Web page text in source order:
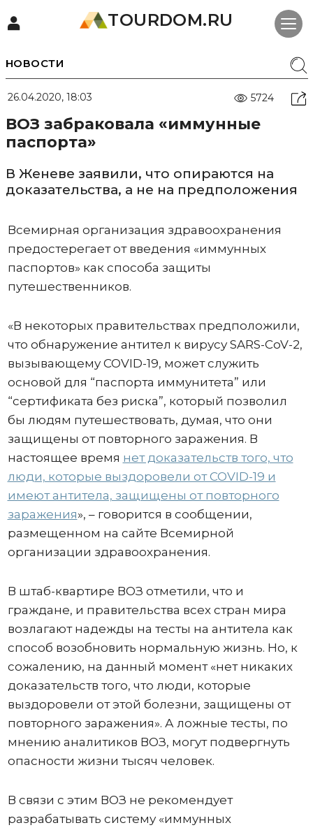
TOURDOM.RU
НОВОСТИ
26.04.2020, 18:03 5724
ВОЗ забраковала «иммунные
паспорта»
В Женеве заявили, что опираются на
доказательства, а не на предположения
Всемирная организация здравоохранения
предостерегает от введения «иммунных
паспортов» как способа защиты
путешественников.
«В некоторых правительствах предположили,
что обнаружение антител к вирусу SARS-CoV-2,
вызывающему COVID-19, может служить
основой для “паспорта иммунитета” или
“сертификата без риска”, который позволил
бы людям путешествовать, думая, что они
защищены от повторного заражения. В
настоящее время нет доказательств того, что
люди, которые выздоровели от COVID-19 и
имеют антитела, защищены от повторного
заражения», – говорится в сообщении,
размещенном на сайте Всемирной
организации здравоохранения.
В штаб-квартире ВОЗ отметили, что и
граждане, и правительства всех стран мира
возлагают надежды на тесты на антитела как
способ возобновить нормальную жизнь. Но, к
сожалению, на данный момент «нет никаких
доказательств того, что люди, которые
выздоровели от этой болезни, защищены от
повторного заражения». А ложные тесты, по
мнению аналитиков ВОЗ, могут подвергнуть
опасности жизни тысяч человек.
В связи с этим ВОЗ не рекомендует
разрабатывать систему «иммунных